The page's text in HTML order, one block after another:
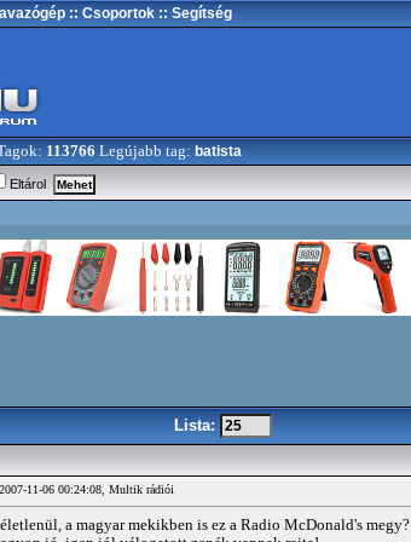
:: Csoportok :: Segítség
113766 Legújabb tag: batista
Eltárol
Lista:
11-06 00:24:08, Multik rádiói
a magyar mekikben is ez a Radio McDonald's megy?